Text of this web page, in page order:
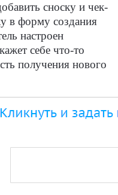
сноску и чек-
в форму создания
настроен
себе что-то
получения нового